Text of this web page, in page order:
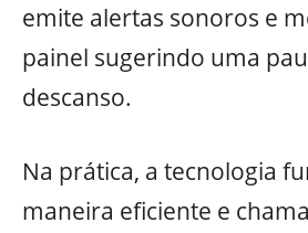
emite alertas sonoros e
painel sugerindo uma
descanso.
Na prática, a tecnologia
maneira eficiente e